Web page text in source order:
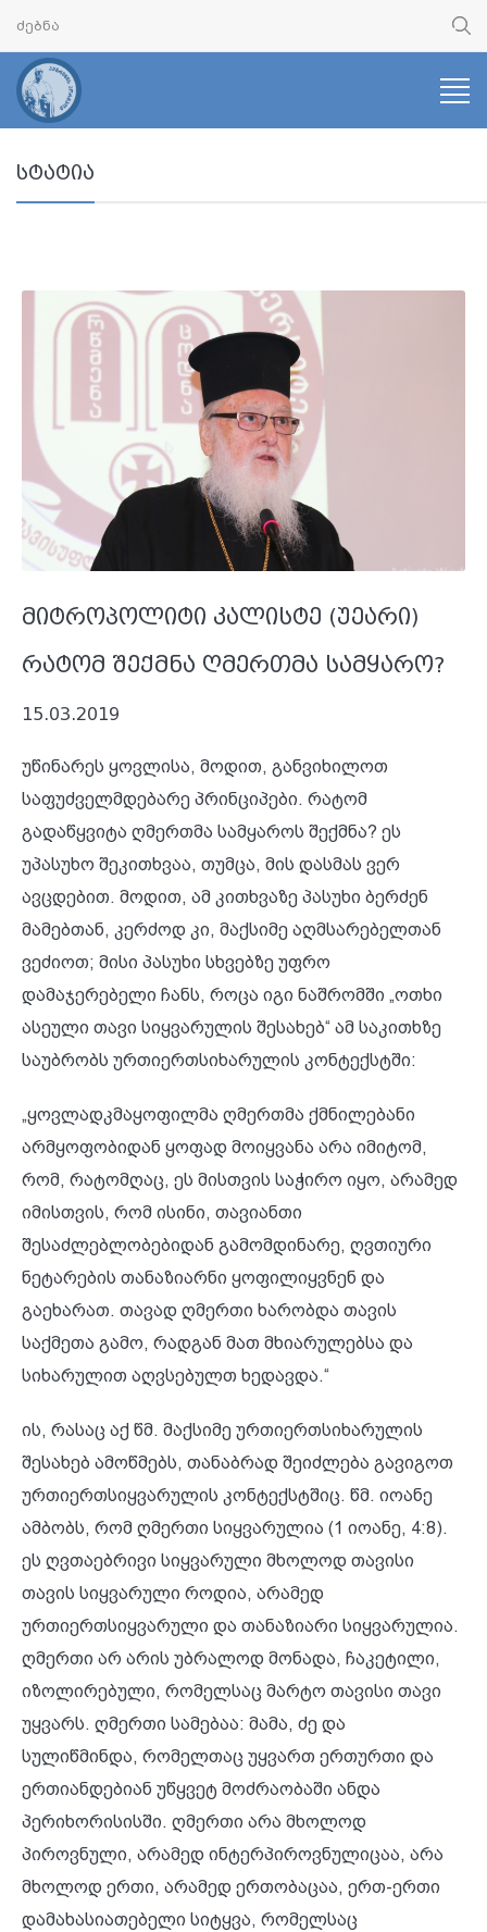
სტატია
მიტროპოლიტი კალისტე (უეარი)
რატომ შექმნა ღმერთმა სამყარო?
15.03.2019
უწინარეს ყოვლისა, მოდით, განვიხილოთ
საფუძველმდებარე პრინციპები. რატომ
გადაწყვიტა ღმერთმა სამყაროს შექმნა? ეს
უპასუხო შეკითხვაა, თუმცა, მის დასმას ვერ
ავცდებით. მოდით, ამ კითხვაზე პასუხი ბერძენ
მამებთან, კერძოდ კი, მაქსიმე აღმსარებელთან
ვეძიოთ; მისი პასუხი სხვებზე უფრო
დამაჯერებელი ჩანს, როცა იგი ნაშრომში „ოთხი
ასეული თავი სიყვარულის შესახებ“ ამ საკითხზე
საუბრობს ურთიერთსიხარულის კონტექსტში:
„ყოვლადკმაყოფილმა ღმერთმა ქმნილებანი
არმყო­ფობიდან ყოფად მოიყვანა არა იმიტომ,
რომ, რატომღაც, ეს მისთვის საჭირო იყო, არამედ
იმისთვის, რომ ისინი, თავიანთი
შესაძლებლობებიდან გამომდინარე, ღვთიური
ნეტარების თანაზიარნი ყოფილიყვნენ და
გაეხარათ. თავად ღმერთი ხარობდა თავის
საქმეთა გამო, რადგან მათ მხიარულებსა და
სიხარულით აღვსებულთ ხედავდა.“
ის, რასაც აქ წმ. მაქსიმე ურთიერთსიხარულის
შესახებ ამოწმებს, თანაბრად შეიძლება გავიგოთ
ურთიერთსიყვარულის კონტექსტშიც. წმ. იოანე
ამბობს, რომ ღმერთი სიყვარულია (1 იოანე, 4:8).
ეს ღვთაებრივი სიყვარული მხოლოდ თავისი
თავის სიყვარული როდია, არამედ
ურთიერთსიყვარული და თანაზიარი სიყვარულია.
ღმერთი არ არის უბრალოდ მონადა, ჩაკეტილი,
იზოლირებული, რომელსაც მარტო თავისი თავი
უყვარს. ღმერთი სამებაა: მამა, ძე და
სულიწმინდა, რომელთაც უყვართ ერთურთი და
ერთიანდებიან უწყვეტ მოძრაობაში ანდა
პერიხორისისში. ღმერთი არა მხოლოდ
პიროვნული, არამედ ინტერპიროვნულიცაა, არა
მხოლოდ ერთი, არამედ ერთობაცაა, ერთ-ერთი
დამახასიათებელი სიტყვა, რომელსაც